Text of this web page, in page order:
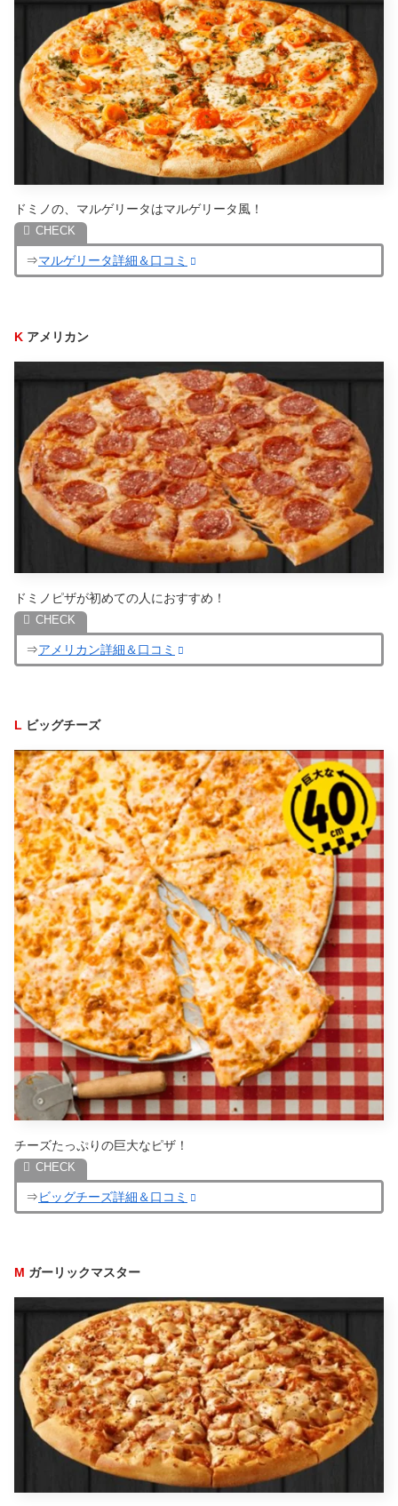
ドミノの、マルゲリータはマルゲリータ風！
⇒マルゲリータ詳細＆口コミ
K アメリカン
ドミノピザが初めての人におすすめ！
⇒アメリカン詳細＆口コミ
L ビッグチーズ
チーズたっぷりの巨大なピザ！
⇒ビッグチーズ詳細＆口コミ
M ガーリックマスター